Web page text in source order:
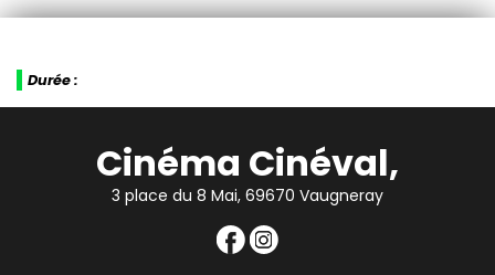
Durée :
Cinéma Cinéval,
3 place du 8 Mai, 69670 Vaugneray